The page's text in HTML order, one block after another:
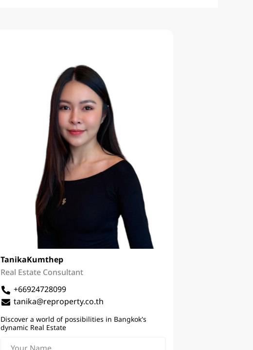
TanikaKumthep
Real Estate Consultant
+66924728099
tanika@reproperty.co.th
Discover a world of possibilities in Bangkok's
dynamic Real Estate